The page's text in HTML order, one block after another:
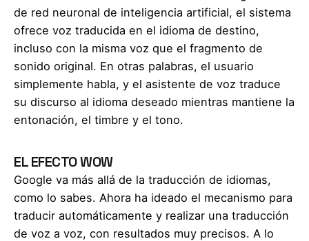
de red neuronal de inteligencia artificial, el sistema
ofrece voz traducida en el idioma de destino,
incluso con la misma voz que el fragmento de
sonido original. En otras palabras, el usuario
simplemente habla, y el asistente de voz traduce
su discurso al idioma deseado mientras mantiene la
entonación, el timbre y el tono.
EL EFECTO WOW
Google va más allá de la traducción de idiomas,
como lo sabes. Ahora ha ideado el mecanismo para
traducir automáticamente y realizar una traducción
de voz a voz, con resultados muy precisos. A lo